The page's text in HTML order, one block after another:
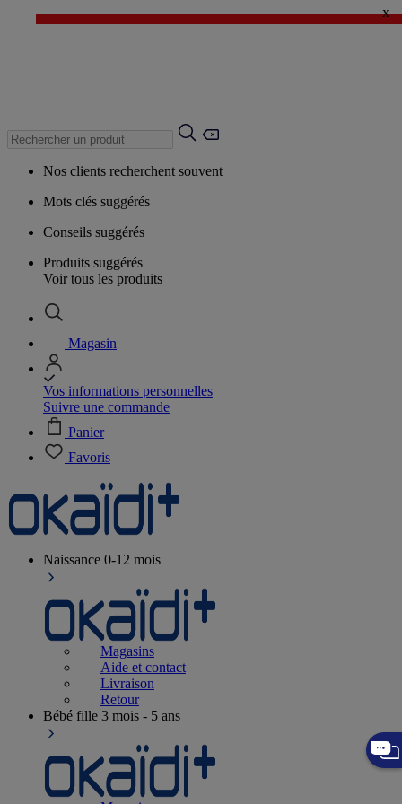
✨ LAST DAYS : Jusqu'à -60%* ✨
x
Nos clients recherchent souvent
Mots clés suggérés
Conseils suggérés
Produits suggérés
Voir tous les produits
Magasin
Vos informations personnelles
Suivre une commande
Panier
Favoris
Naissance 0-12 mois
Magasins
Aide et contact
Livraison
Retour
Bébé fille 3 mois - 5 ans